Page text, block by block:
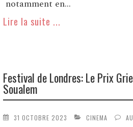
notamment en...
Lire la suite ...
Festival de Londres: Le Prix
Soualem
31 OCTOBRE 2023 CINEMA